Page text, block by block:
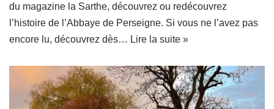
du magazine la Sarthe, découvrez ou redécouvrez
l’histoire de l’Abbaye de Perseigne. Si vous ne l’avez pas
encore lu, découvrez dès… Lire la suite »